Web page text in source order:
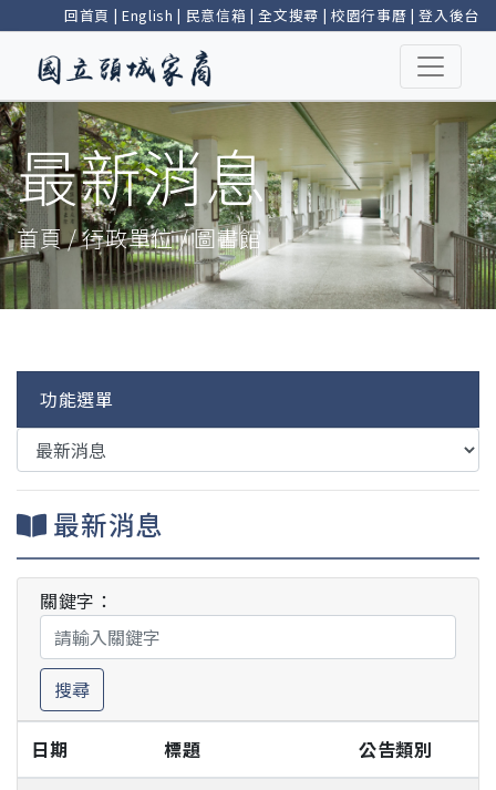
回首頁 | English | 民意信箱 |全文搜尋 | 校園行事曆 |登入後台
最新消息
首頁 / 行政單位 / 圖書館
功能選單
最新消息
關鍵字：
搜尋
日期 標題 公告類別